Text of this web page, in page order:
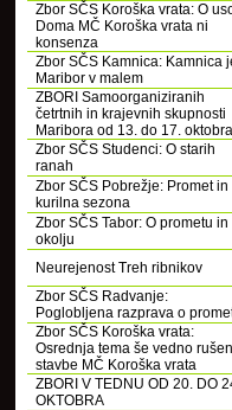
Zbor SČS Koroška vrata: O
Doma MČ Koroška vrata ni
konsenza
Zbor SČS Kamnica: Kamnica
Maribor v malem
ZBORI Samoorganiziranih
četrtnih in krajevnih skupnosti
Maribora od 13. do 17. oktobra
Zbor SČS Studenci: O starih
ranah
Zbor SČS Pobrežje: Promet in
kurilna sezona
Zbor SČS Tabor: O prometu in
okolju
Neurejenost Treh ribnikov
Zbor SČS Radvanje:
Poglobljena razprava o
Zbor SČS Koroška vrata:
Osrednja tema še vedno
stavbe MČ Koroška vrata
ZBORI V TEDNU OD 20. DO
OKTOBRA